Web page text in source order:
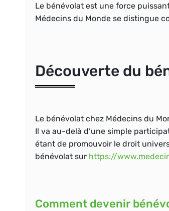
Le bénévolat est une force
Médecins du Monde se distingue
Découverte du
Le bénévolat chez Médecins du
Il va au-delà d’une simple
étant de promouvoir le droit
bénévolat sur https://
Comment devenir